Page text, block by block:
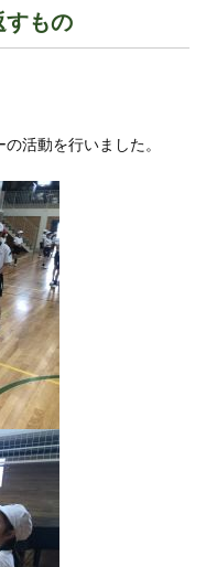
すもの
活動を行いました。